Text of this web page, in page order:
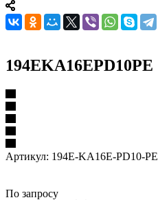
194EKA16EPD10PE
Артикул: 194E-KA16E-PD10-PE
По запросу